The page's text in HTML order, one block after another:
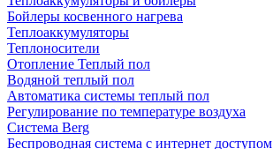
Бойлеры косвенного нагрева
Теплоаккумуляторы
Теплоносители
Отопление Теплый пол
Водяной теплый пол
Автоматика системы теплый пол
Регулирование по температуре воздуха
Система Berg
Беспроводная система с интернет доступом